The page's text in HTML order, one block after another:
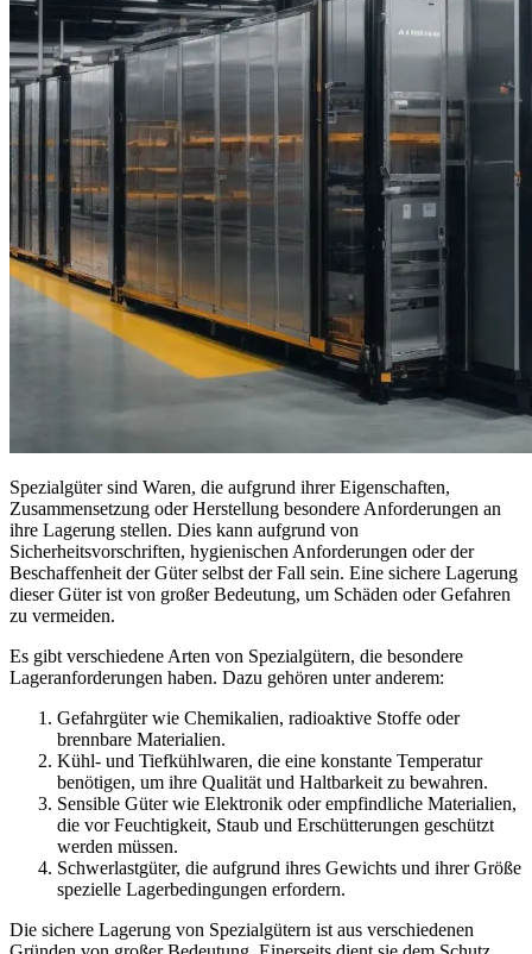
Spezialgüter sind Waren, die aufgrund ihrer Eigenschaften,
Zusammensetzung oder Herstellung besondere Anforderungen an
ihre Lagerung stellen. Dies kann aufgrund von
Sicherheitsvorschriften, hygienischen Anforderungen oder der
Beschaffenheit der Güter selbst der Fall sein. Eine sichere Lagerung
dieser Güter ist von großer Bedeutung, um Schäden oder Gefahren
zu vermeiden.
Es gibt verschiedene Arten von Spezialgütern, die besondere
Lageranforderungen haben. Dazu gehören unter anderem:
Gefahrgüter wie Chemikalien, radioaktive Stoffe oder
brennbare Materialien.
Kühl- und Tiefkühlwaren, die eine konstante Temperatur
benötigen, um ihre Qualität und Haltbarkeit zu bewahren.
Sensible Güter wie Elektronik oder empfindliche Materialien,
die vor Feuchtigkeit, Staub und Erschütterungen geschützt
werden müssen.
Schwerlastgüter, die aufgrund ihres Gewichts und ihrer Größe
spezielle Lagerbedingungen erfordern.
Die sichere Lagerung von Spezialgütern ist aus verschiedenen